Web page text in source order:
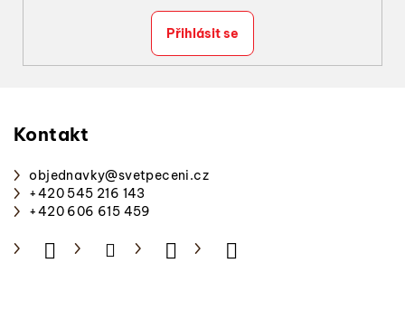
Přihlásit se
Kontakt
objednavky@svetpeceni.cz
+420 545 216 143
+420 606 615 459